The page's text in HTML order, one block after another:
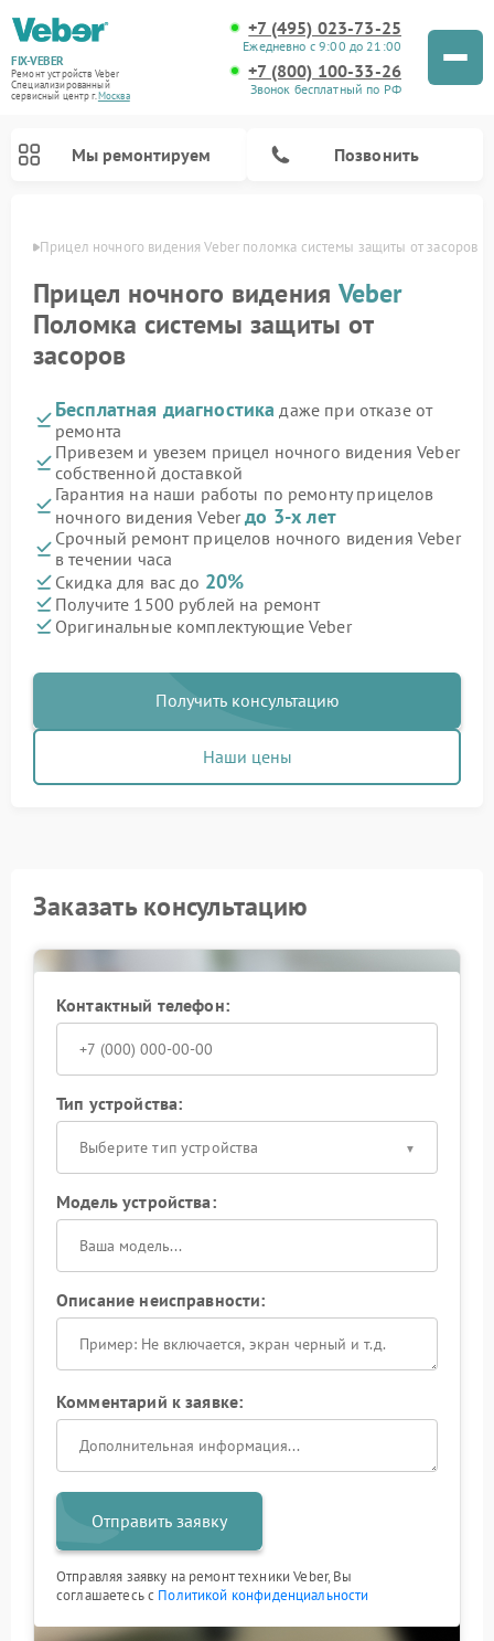
FIX-VEBER
Ремонт устройств Veber
Специализированный
cервисный центр г.Москва
+7 (495) 023-73-25
Ежедневно с 9:00 до 21:00
+7 (800) 100-33-26
Звонок бесплатный по РФ
Мы ремонтируем Позвонить
Прицел ночного видения Veber поломка системы защиты от засоров
Прицел ночного видения Veber
Поломка системы защиты от
засоров
Бесплатная диагностика даже при отказе от
ремонта
Привезем и увезем прицел ночного видения Veber
собственной доставкой
Гарантия на наши работы по ремонту прицелов
ночного видения Veberдо 3-х лет
Срочный ремонт прицелов ночного видения Veber
в течении часа
Скидка для вас до 20%
Получите 1500 рублей на ремонт
Оригинальные комплектующие Veber
Получить консультацию
Наши цены
Заказать консультацию
Контактный телефон:
Тип устройства:
Выберите тип устройства
Модель устройства:
Описание неисправности:
Комментарий к заявке:
Отправить заявку
Отправляя заявку на ремонт техники Veber, Вы
соглашаетесь с Политикой конфиденциальности